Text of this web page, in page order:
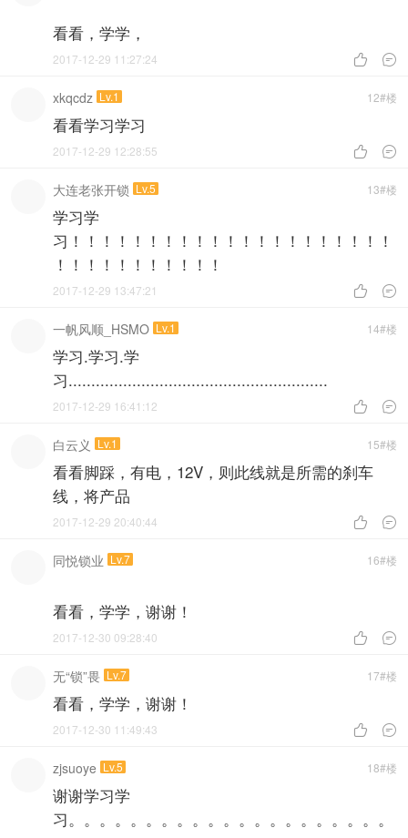
看看，学学，
 
2017-12-29 11:27:24
12#楼
xkqcdz Lv.1
看看学习学习
 
2017-12-29 12:28:55
13#楼
大连老张开锁 Lv.5
学习学
习！！！！！！！！！！！！！！！！！！！！！
！！！！！！！！！！！
 
2017-12-29 13:47:21
14#楼
一帆风顺_HSMO Lv.1
学习.学习.学
习.........................................................
 
2017-12-29 16:41:12
15#楼
白云义 Lv.1
看看脚踩，有电，12V，则此线就是所需的刹车
线，将产品
 
2017-12-29 20:40:44
16#楼
同悦锁业 Lv.7
看看，学学，谢谢！
 
2017-12-30 09:28:40
17#楼
无“锁”畏 Lv.7
看看，学学，谢谢！
 
2017-12-30 11:49:43
18#楼
zjsuoye Lv.5
谢谢学习学
习。。。。。。。。。。。。。。。。。。。。。